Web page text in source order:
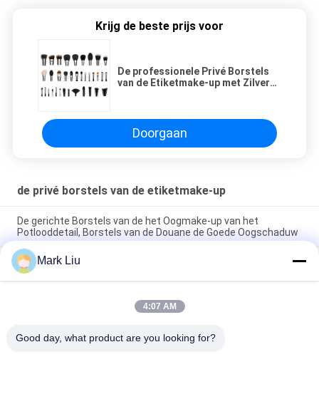
Krijg de beste prijs voor
De professionele Privé Borstels
van de Etiketmake-up met Zilveren
Doorgaan
de privé borstels van de etiketmake-up
De gerichte Borstels van de het Oogmake-up van het
Potlooddetail, Borstels van de Douane de Goede Oogschaduw
Met de hand gemaakte Grote de Make-upborstels van de Duo
Synthetische Vezel Multifunctioneel voor Stichting/Contour
De kleine van het de Douane Privé Etiket van de
Hoogtepuntventilator Vrije Wreedheid van de Make-upborstels
Mark Liu
4:07 AM
Good day, what product are you looking for?